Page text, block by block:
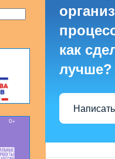
как
лучше?